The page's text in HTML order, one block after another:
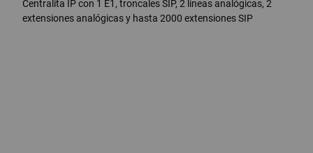
Centralita IP con 1 E1, troncales SIP, 2 líneas analógicas, 2
extensiones analógicas y hasta 2000 extensiones SIP